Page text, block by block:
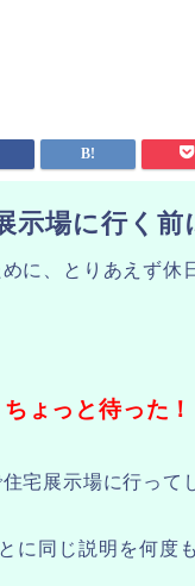
示場に行く
めに、とりあえず休
ょっと待った！
宅展示場に行って
に同じ説明を何度